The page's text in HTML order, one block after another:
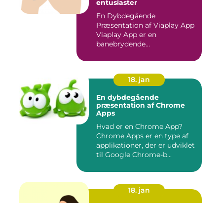
entusiaster
En Dybdegående
Præsentation af Viaplay App
Viaplay App er en
banebrydende
18. jan
En dybdegående
præsentation af Chrome
Apps
Hvad er en Chrome App?
Chrome Apps er en type af
applikationer, der er udviklet
til Google Chrome-b...
18. jan